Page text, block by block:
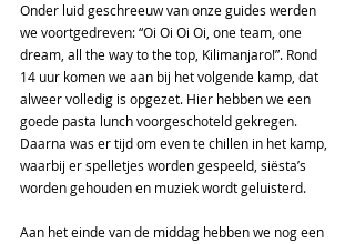
Onder luid geschreeuw van onze guides werden
we voortgedreven: “Oi Oi Oi Oi, one team, one
dream, all the way to the top, Kilimanjaro!”. Rond
14 uur komen we aan bij het volgende kamp, dat
alweer volledig is opgezet. Hier hebben we een
goede pasta lunch voorgeschoteld gekregen.
Daarna was er tijd om even te chillen in het kamp,
waarbij er spelletjes worden gespeeld, siësta’s
worden gehouden en muziek wordt geluisterd.
Aan het einde van de middag hebben we nog een